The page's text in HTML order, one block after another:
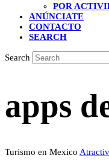
POR
ANÚNCIATE
CONTACTO
SEARCH
Search
apps
Turismo en Mexico